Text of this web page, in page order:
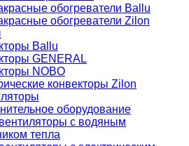
обогреватели Ballu
обогреватели Zilon
Ballu
GENERAL
NOBO
конвекторы Zilon
оборудование
с водяным
тепла